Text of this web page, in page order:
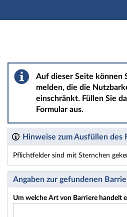
Barriere melden
Auf dieser Seite können
melden, die die
einschränkt. Füllen Sie
Formular aus.
Hinweise zum Ausfüllen des
Pflichtfelder sind mit Sternchen
Dieses Formular enthält Pflichtfelder.
Angaben zur gefundenen
Um welche Art von Barriere handelt